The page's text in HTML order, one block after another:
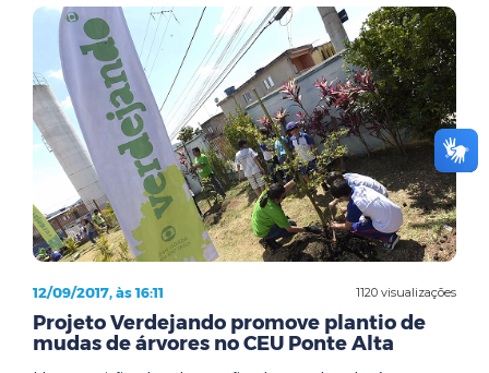
1120 visualizações
12/09/2017, às 16:11
Projeto Verdejando promove plantio de
mudas de árvores no CEU Ponte Alta